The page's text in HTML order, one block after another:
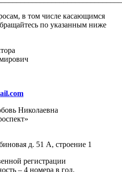
в том числе касающимся
по указанным ниже
Николаевна
д. 51 А, строение 1
регистрации
– 4 номера в год.